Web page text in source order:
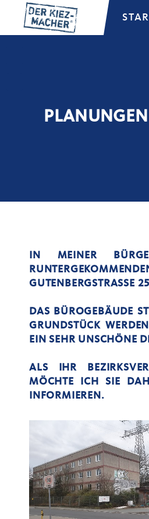
PLANUNGEN
IN MEINER
GUTENBERGSTRASSE
DAS BÜROGEBÄUDE
GRUNDSTÜCK
EIN SEHR UNSCHÖNE
ALS IHR
MÖCHTE ICH SIE
INFORMIEREN.